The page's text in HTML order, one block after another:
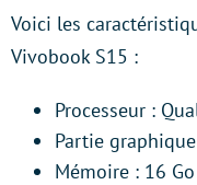
Voici les
Vivobook S15 :
Processeur :
Partie
Mémoire : 16